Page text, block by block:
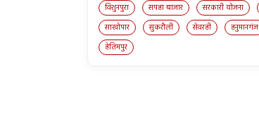
विशुनपुरा
सपहा बाजार सरकारी योजना
साखोपार
सुकरौली सेवरही हनुमानगंज
हेतिमपुर